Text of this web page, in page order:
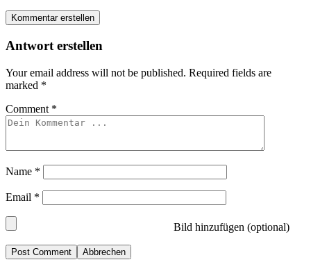
Kommentar erstellen
Antwort erstellen
Your email address will not be published. Required fields are
marked *
Comment *
Name *
Email *
Bild hinzufügen (optional)
Abbrechen